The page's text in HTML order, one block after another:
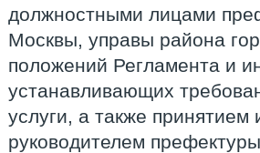
должностными лицами
Москвы, управы района
положений Регламента и
устанавливающих
услуги, а также
руководителем